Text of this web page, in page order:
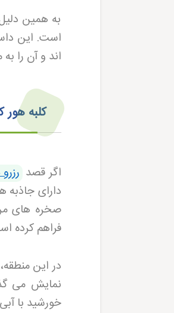
به همین
است. این
اند و آن را
کلبه
اگر قصد
دارای جاذبه
صخره های
فراهم کرده
در این
نمایش می
خورشید با